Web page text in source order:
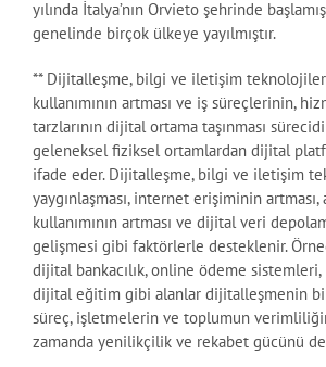
yılında İtalya’nın Orvieto şehrinde
genelinde birçok ülkeye yayılmıştır.
** Dijitalleşme, bilgi ve iletişim
kullanımının artması ve iş süreçlerinin,
tarzlarının dijital ortama taşınması
geleneksel fiziksel ortamlardan dijital
ifade eder. Dijitalleşme, bilgi ve iletişim
yaygınlaşması, internet erişiminin artması,
kullanımının artması ve dijital veri
gelişmesi gibi faktörlerle desteklenir.
dijital bankacılık, online ödeme sistemleri,
dijital eğitim gibi alanlar dijitalleşmenin
süreç, işletmelerin ve toplumun
zamanda yenilikçilik ve rekabet gücünü